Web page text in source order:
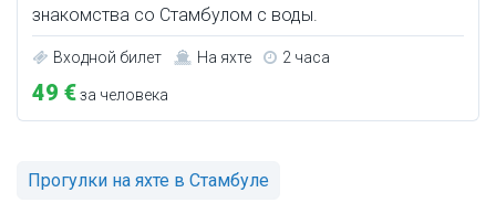
знакомства со Стамбулом с воды.
Входной билет На яхте 2 часа
49 €за человека
Прогулки на яхте в Стамбуле